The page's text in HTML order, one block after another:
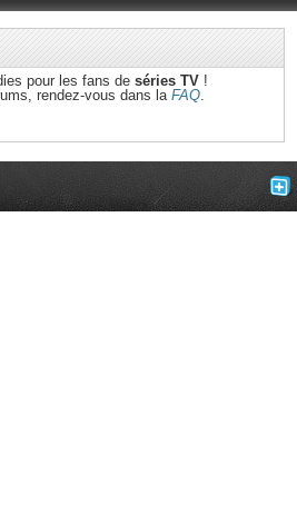
pour les fans de séries TV!
rendez-vous dans la FAQ.